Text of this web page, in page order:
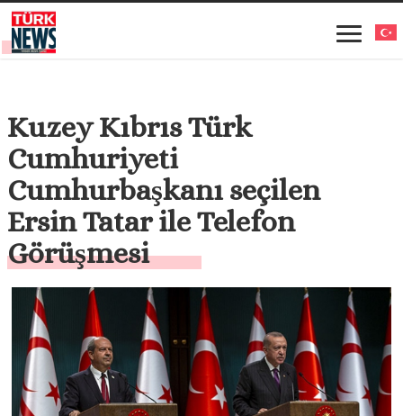
Kuzey Kıbrıs Türk
Cumhuriyeti
Cumhurbaşkanı seçilen
Ersin Tatar ile Telefon
Görüşmesi